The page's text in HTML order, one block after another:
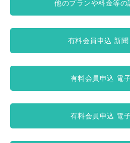
他のプランや料金等の
有料会員申込 新
有料会員申込 電
有料会員申込 電